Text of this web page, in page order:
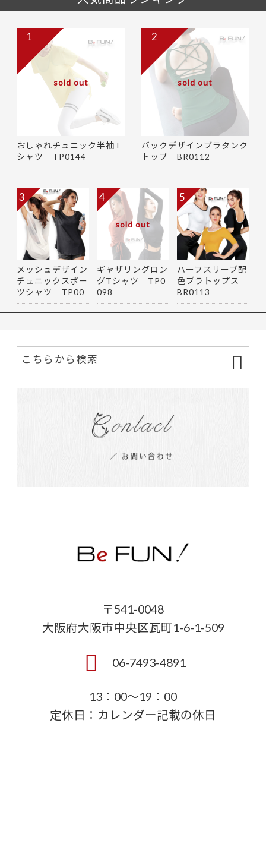
sold out
おしゃれチュニック半袖T
シャツ TP0144
1
sold out
バックデザインブラタンク
トップ BR0112
2
メッシュデザイン
チュニックスポー
ツシャツ TP00
79
3
sold out
ギャザリングロン
グTシャツ TP0
098
4
ハーフスリーブ配
色ブラトップス
BR0113
5
〒541-0048
大阪府大阪市中央区瓦町1-6-1-509
06-7493-4891
13：00～19：00
定休日：カレンダー記載の休日